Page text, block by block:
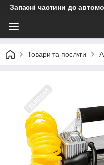
Запасні частини до
Товари та послуги